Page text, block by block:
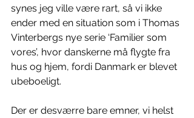
synes jeg ville være rart, så vi ikke
ender med en situation som i Thomas
Vinterbergs nye serie ‘Familier som
vores’, hvor danskerne må flygte fra
hus og hjem, fordi Danmark er blevet
ubeboeligt.
Der er desværre bare emner, vi helst